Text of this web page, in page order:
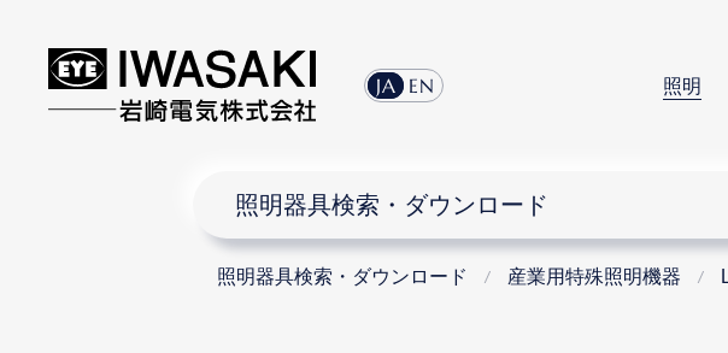
JA EN 照明
照明器具検索・ダウンロード
照明器具検索・ダウンロード 産業用特殊照明機器